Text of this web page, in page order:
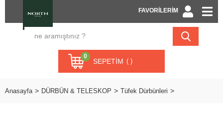
FAVORİLERİM
SEPETIM
0
Anasayfa DÜRBÜN & TELESKOP Tüfek Dürbünleri